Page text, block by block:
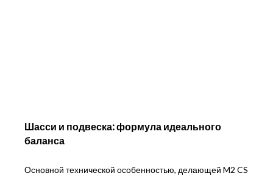
Шасси и подвеска: формула идеального
баланса
Основной технической особенностью, делающей M2 CS